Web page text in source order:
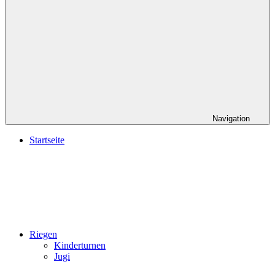
Navigation
Startseite
Riegen
Kinderturnen
Jugi